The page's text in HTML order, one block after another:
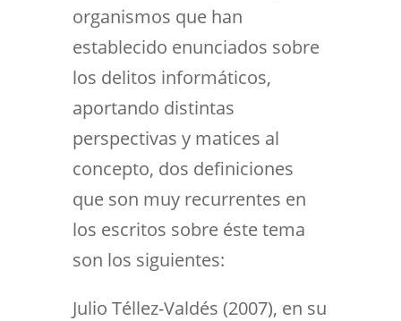
organismos que han
establecido enunciados sobre
los delitos informáticos,
aportando distintas
perspectivas y matices al
concepto, dos definiciones
que son muy recurrentes en
los escritos sobre éste tema
son los siguientes:
Julio Téllez-Valdés (2007), en su